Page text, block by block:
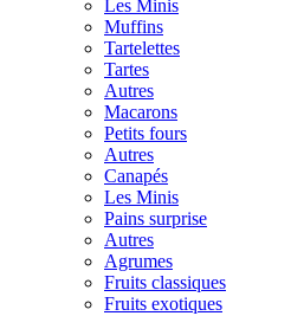
Les Minis
Muffins
Tartelettes
Tartes
Autres
Macarons
Petits fours
Autres
Canapés
Les Minis
Pains surprise
Autres
Agrumes
Fruits classiques
Fruits exotiques